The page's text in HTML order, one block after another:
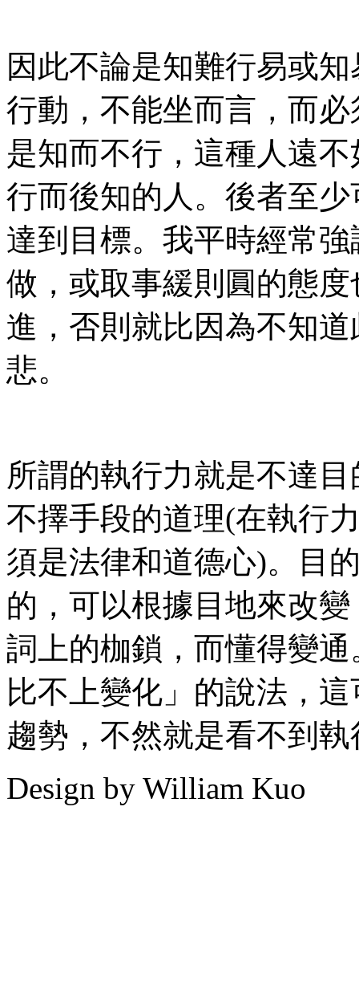
因此不論是知難行易或
行動，不能坐而言，而
是知而不行，這種人遠
行而後知的人。後者至
達到目標。我平時經常
做，或取事緩則圓的態
進，否則就比因為不知
悲。
所謂的執行力就是不達
不擇手段的道理(在執行
須是法律和道德心)。目
的，可以根據目地來改
詞上的枷鎖，而懂得變
比不上變化」的說法，
趨勢，不然就是看不到
Design by William Kuo